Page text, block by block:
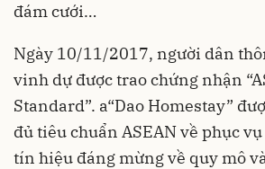
đám cưới…
Ngày 10/11/2017, người dân
vinh dự được trao chứng nhận
Standard”. a“Dao Homestay”
đủ tiêu chuẩn ASEAN về phục
tín hiệu đáng mừng về quy mô